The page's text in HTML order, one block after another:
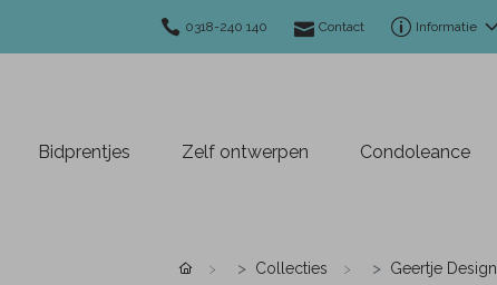
0318-240 140 Contact Informatie
Bidprentjes Zelf ontwerpen Condoleance
Collecties Geertje Design